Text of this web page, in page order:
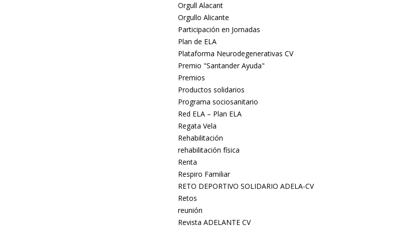
Orgull Alacant
Orgullo Alicante
Participación en Jornadas
Plan de ELA
Plataforma Neurodegenerativas CV
Premio "Santander Ayuda"
Premios
Productos solidarios
Programa sociosanitario
Red ELA – Plan ELA
Regata Vela
Rehabilitación
rehabilitación física
Renta
Respiro Familiar
RETO DEPORTIVO SOLIDARIO ADELA-CV
Retos
reunión
Revista ADELANTE CV